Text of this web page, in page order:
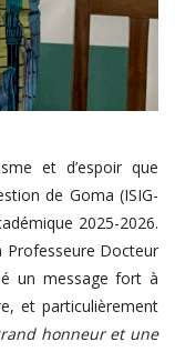
et d’espoir que
de Goma (ISIG-
2025-2026.
Professeure Docteur
un message fort à
et particulièrement
honneur et une